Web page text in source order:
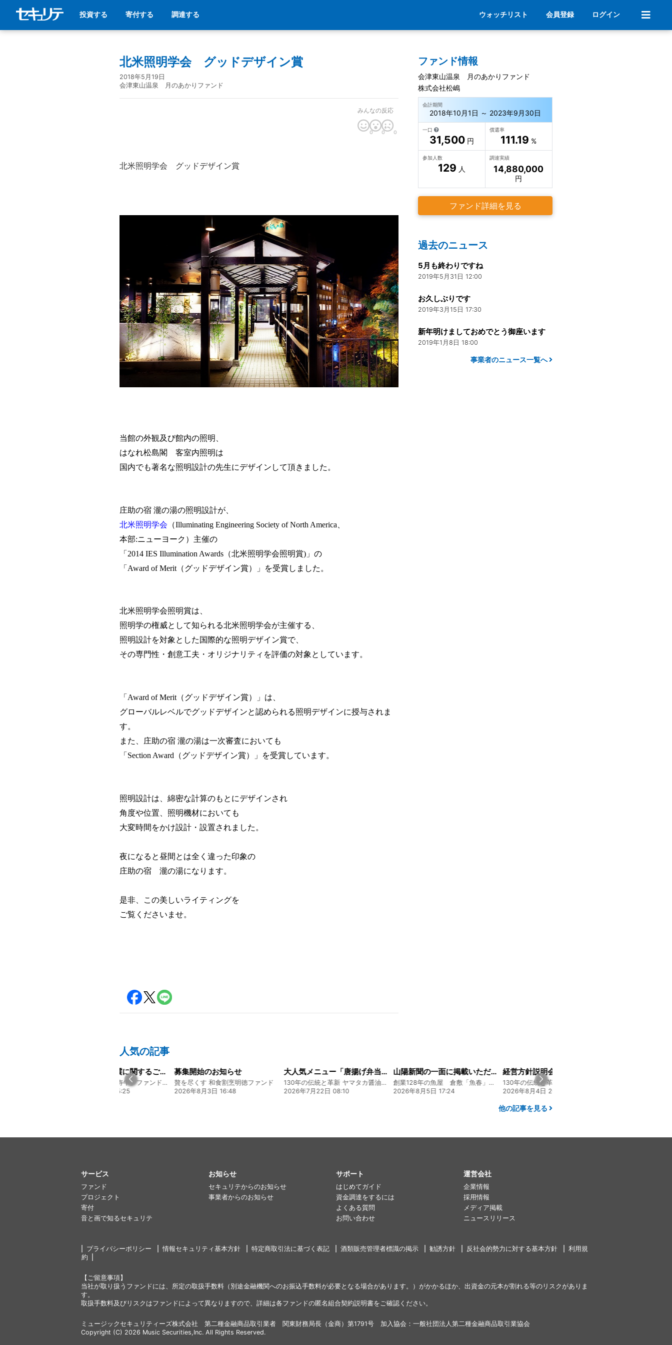
投資する 寄付する 調達する ウォッチリスト 会員登録 ログイン
北米照明学会 グッドデザイン賞
2018年5月19日
会津東山温泉 月のあかりファンド
みんなの反応
0 0 0
北米照明学会 グッドデザイン賞
当館の外観及び館内の照明、
はなれ松島閣 客室内照明は
国内でも著名な照明設計の先生にデザインして頂きました。
庄助の宿 瀧の湯の照明設計が、
北米照明学会 （Illuminating Engineering Society of North America
本部:ニューヨーク）主催の
「 2014 IES Illumination Awards （北米照明学会照明賞) 」の
「 Award of Merit （グッドデザイン賞）」を受賞しました。
北米照明学会照明賞は、
照明学の権威として知られる北米照明学会が主催する、
照明設計を対象とした国際的な照明デザイン賞で、
その専門性・創意工夫・オリジナリティを評価の対象としています。
「 Award of Merit （グッドデザイン賞）」は、
グローバルレベルでグッドデザインと認められる照明デザインに授与されま
す。
また、庄助の宿 瀧の湯は一次審査においても
「 Section Award （グッドデザイン賞）」を受賞しています。
照明設計は、綿密な計算のもとにデザインされ
角度や位置、照明機材においても
大変時間をかけ設計・設置されました。
夜になると昼間とは全く違った印象の
庄助の宿 瀧の湯になります。
是非、この美しいライティングを
ご覧くださいませ。
ファンド情報
会津東山温泉 月のあかりファンド
株式会社松嶋
会計期間
2018年10月1日 ～ 2023年9月30日
一口
31,500円
償還率
111.19 %
参加人数
129 人
調達実績
14,880,000
円
ファンド詳細を見る
過去のニュース
5月も終わりですね
2019年5月31日 12:00
お久しぶりです
2019年3月15日 17:30
新年明けましておめでとう御座います
2019年1月8日 18:00
事業者のニュース一覧へ
人気の記事
令和8年熊本地震に関するご報告
熊本 あか牛「延寿牛」ファンド2026
2026年7月30日 15:25
募集開始のお知らせ
贅を尽くす 和食割烹明徳ファンド
2026年8月3日 16:48
大人気メニュー「唐揚げ弁当」のレシピをご紹介します！
130年の伝統と革新 ヤマタカ醤油ファンド
2026年7月22日 08:10
山陽新聞の一面に掲載いただきました！
創業128年の魚屋 倉敷「魚春」ファンド
2026年8月5日 17:24
2026年8月4日 20:00
他の記事を見る
サービス
ファンド
プロジェクト
寄付
音と画で知るセキュリテ
お知らせ
セキュリテからのお知らせ
事業者からのお知らせ
サポート
はじめてガイド
資金調達をするには
よくある質問
お問い合わせ
運営会社
企業情報
採用情報
メディア掲載
ニュースリリース
プライバシーポリシー 情報セキュリティ基本方針 特定商取引法に基づく表記 酒類販売管理者標識の掲示 勧誘方針 反社会的勢力に対する基本方針
利用規
約
【ご留意事項】
当社が取り扱うファンドには、所定の取扱手数料（別途金融機関へのお振込手数料が必要となる場合があります。）がかかるほか、出資金の元本が割れる等のリスクがありま
す。
取扱手数料及びリスクはファンドによって異なりますので、詳細は各ファンドの匿名組合契約説明書をご確認ください。
ミュージックセキュリティーズ株式会社 第二種金融商品取引業者 関東財務局長（金商）第1791号 加入協会：一般社団法人第二種金融商品取引業協会
Copyright (C) 2026 Music Securities,Inc. All Rights Reserved.